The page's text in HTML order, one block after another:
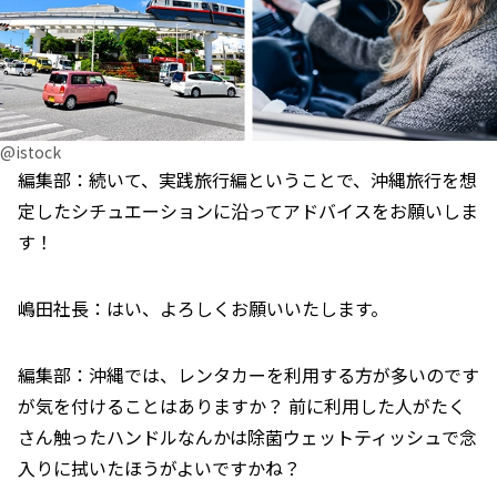
@istock
編集部：続いて、実践旅行編ということで、沖縄旅行を想
定したシチュエーションに沿ってアドバイスをお願いしま
す！
嶋田社長：はい、よろしくお願いいたします。
編集部：沖縄では、レンタカーを利用する方が多いのです
が気を付けることはありますか？ 前に利用した人がたく
さん触ったハンドルなんかは除菌ウェットティッシュで念
入りに拭いたほうがよいですかね？